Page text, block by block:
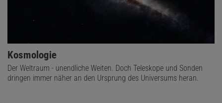
Kosmologie
Der Weltraum - unendliche Weiten. Doch Teleskope und Sonden
dringen immer näher an den Ursprung des Universums heran.